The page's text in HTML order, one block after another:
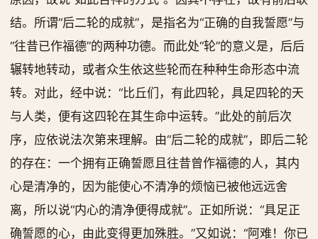
结。所谓“后二轮的成就”，是指名为“正确的自我誓愿”与
“往昔已作福德”的两种功德。而此处“轮”的意义是，后后
辗转地转动，或者众生依这些轮而在种种生命形态中流
转。对此，经中说：“比丘们，有此四轮，具足四轮的天
与人类，便有这四轮在其生命中运转。”此处的前后次
序，应依说法次第来理解。由“后二轮的成就”，即后二轮
的存在：一个拥有正确誓愿且往昔曾作福德的人，其内
心是清净的，因为能使心不清净的烦恼已被他远远舍
离，所以说“内心的清净便得成就”。正如所说：“具足正
确誓愿的心，由此变得更加殊胜。”又如说：“阿难！你已